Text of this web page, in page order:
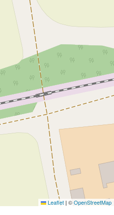
Leaflet | ©OpenStreetMap